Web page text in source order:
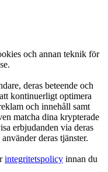
och annan teknik för
deras beteende och
kontinuerligt optimera
och innehåll samt
matcha dina krypterade
erbjudanden via deras
deras tjänster.
integritetspolicy innan du